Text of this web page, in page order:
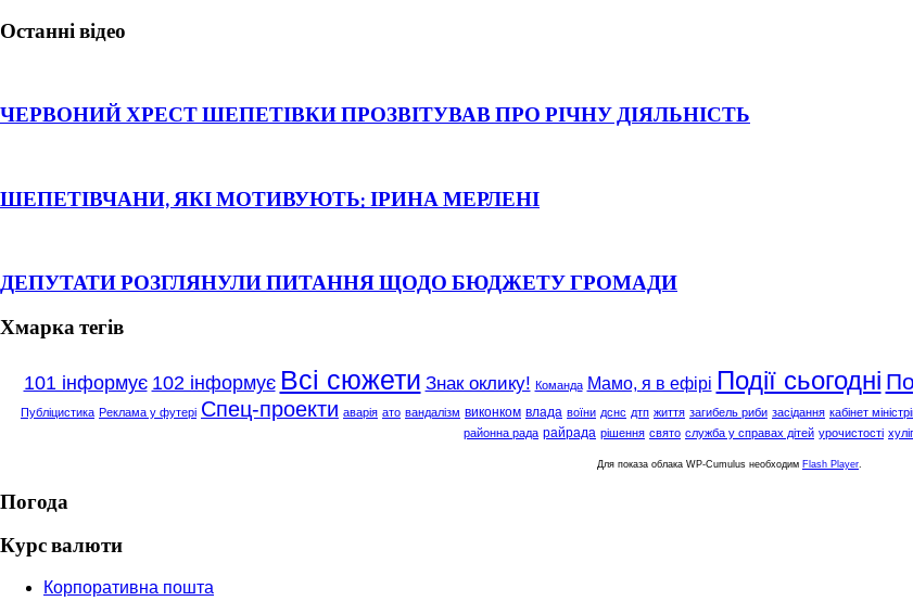
Останні відео
ЧЕРВОНИЙ ХРЕСТ ШЕПЕТІВКИ ПРОЗВІТУВАВ ПРО РІЧНУ ДІЯЛЬНІСТЬ
ШЕПЕТІВЧАНИ, ЯКІ МОТИВУЮТЬ: ІРИНА МЕРЛЕНІ
ДЕПУТАТИ РОЗГЛЯНУЛИ ПИТАННЯ ЩОДО БЮДЖЕТУ ГРОМАДИ
Хмарка тегів
101 інформує 102 інформує Всі сюжети Знак оклику! Команда Мамо, я в ефірі Події сьогодні
Публіцистика Реклама у футері Спец-проекти аварія ато вандалізм виконком влада воїни дснс дтп життя загибель риби засідання кабінет
районна рада райрада рішення свято служба у справах дітей урочистості
Для показа облака WP-Cumulus необходим Flash Player
Погода
Курс валюти
Корпоративна пошта